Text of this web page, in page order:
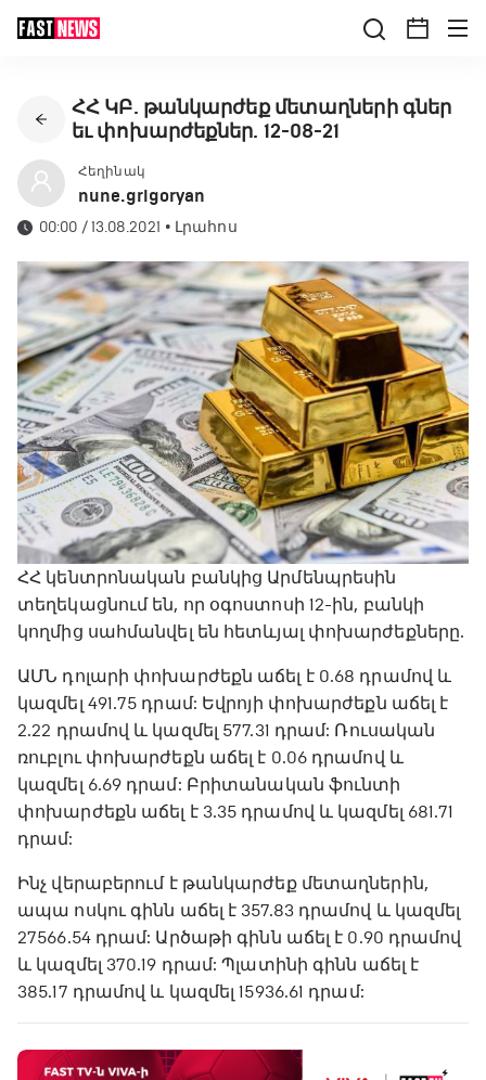
ՀՀ ԿԲ. թանկարժեք մետաղների գներ
եւ փոխարժեքներ. 12-08-21
Հեղինակ
nune.grigoryan
00:00 / 13.08.2021 • Լրահոս
ՀՀ կենտրոնական բանկից Արմենպրեսին
տեղեկացնում են, որ օգոստոսի 12-ին, բանկի
կողմից սահմանվել են հետևյալ փոխարժեքները.
ԱՄՆ դոլարի փոխարժեքն աճել է 0.68 դրամով և
կազմել 491.75 դրամ: Եվրոյի փոխարժեքն աճել է
2.22 դրամով և կազմել 577.31 դրամ: Ռուսական
ռուբլու փոխարժեքն աճել է 0.06 դրամով և
կազմել 6.69 դրամ: Բրիտանական ֆունտի
փոխարժեքն աճել է 3.35 դրամով և կազմել 681.71
դրամ:
Ինչ վերաբերում է թանկարժեք մետաղներին,
ապա ոսկու գինն աճել է 357.83 դրամով և կազմել
27566.54 դրամ: Արծաթի գինն աճել է 0.90 դրամով
և կազմել 370.19 դրամ: Պլատինի գինն աճել է
385.17 դրամով և կազմել 15936.61 դրամ: